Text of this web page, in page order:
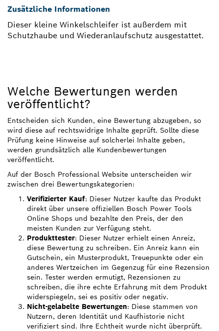
Zusätzliche Informationen
Dieser kleine Winkelschleifer ist außerdem mit
Schutzhaube und Wiederanlaufschutz ausgestattet.
Welche Bewertungen werden
veröffentlicht?
Entscheiden sich Kunden, eine Bewertung abzugeben, so
wird diese auf rechtswidrige Inhalte geprüft. Sollte diese
Prüfung keine Hinweise auf solcherlei Inhalte geben,
werden grundsätzlich alle Kundenbewertungen
veröffentlicht.
Auf der Bosch Professional Website unterscheiden wir
zwischen drei Bewertungskategorien:
Verifizierter Kauf: Dieser Nutzer kaufte das Produkt
direkt über unsere offiziellen Bosch Power Tools
Online Shops und bezahlte den Preis, der den
meisten Kunden zur Verfügung steht.
Produkttester: Dieser Nutzer erhielt einen Anreiz,
diese Bewertung zu schreiben. Ein Anreiz kann ein
Gutschein, ein Musterprodukt, Treuepunkte oder ein
anderes Wertzeichen im Gegenzug für eine Rezension
sein. Tester werden ermutigt, Rezensionen zu
schreiben, die ihre echte Erfahrung mit dem Produkt
widerspiegeln, sei es positiv oder negativ.
Nicht-gelabelte Bewertungen: Diese stammen von
Nutzern, deren Identität und Kaufhistorie nicht
verifiziert sind. Ihre Echtheit wurde nicht überprüft.